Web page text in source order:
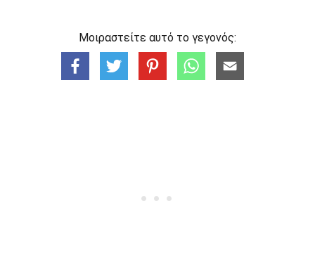
Μοιραστείτε αυτό το γεγονός: